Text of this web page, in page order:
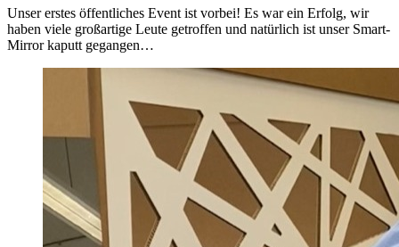
Unser erstes öffentliches Event ist vorbei! Es war ein Erfolg, wir
haben viele großartige Leute getroffen und natürlich ist unser Smart-
Mirror kaputt gegangen…